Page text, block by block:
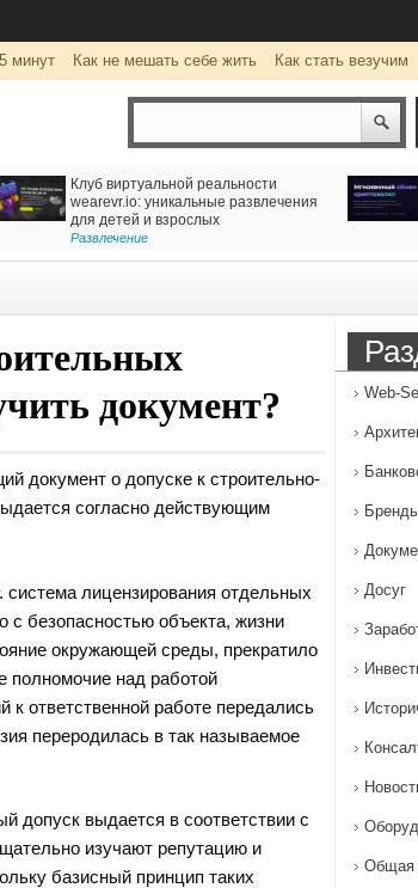
минут Как не мешать себе жить Как стать везучим
Клуб виртуальной реальности
wearevr.io: уникальные развлечения
для детей и взрослых
Развлечение
документ?
документ о допуске к строительно-
согласно действующим
лицензирования отдельных
с безопасностью объекта, жизни
окружающей среды, прекратило
полномочие над работой
ответственной работе передались
переродилась в так называемое
допуск выдается в соответствии с
изучают репутацию и
базисный принцип таких
Web-
Досуг
Общая